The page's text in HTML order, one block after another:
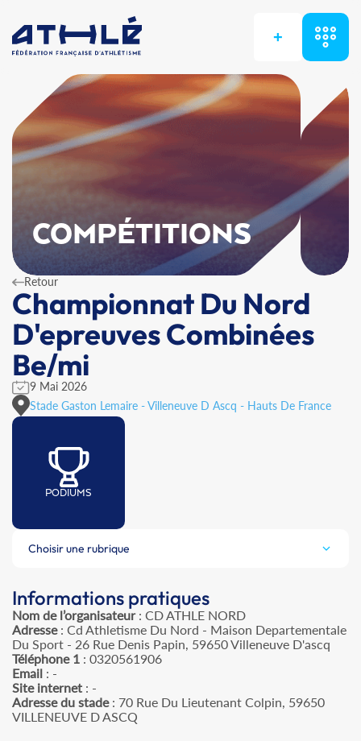
+
COMPÉTITIONS
Retour
Championnat Du Nord
D'epreuves Combinées
Be/mi
9 Mai 2026
Stade Gaston Lemaire - Villeneuve D Ascq - Hauts De France
PODIUMS
Choisir une rubrique
Informations pratiques
Nom de l’organisateur: CD ATHLE NORD
Adresse: Cd Athletisme Du Nord - Maison Departementale
Du Sport - 26 Rue Denis Papin, 59650 Villeneuve D'ascq
Téléphone 1 : 0320561906
Email : -
Site internet : -
Adresse du stade: 70 Rue Du Lieutenant Colpin, 59650
VILLENEUVE D ASCQ